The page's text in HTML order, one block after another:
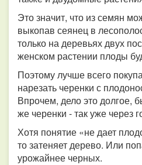
Это значит, что из семян
выкопав сеянец в
только на деревьях двух
женском растении плоды
Поэтому лучше всего
нарезать черенки с
Впрочем, дело это долгое,
же черенки - так уже через
Хотя понятие «не дает
то затеняет дерево. Или
урожайнее черных.